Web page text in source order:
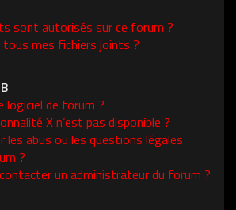
sont autorisés sur ce forum ?
mes fichiers joints ?
logiciel de forum ?
X n’est pas disponible ?
les abus ou les questions légales
?
un administrateur du forum ?